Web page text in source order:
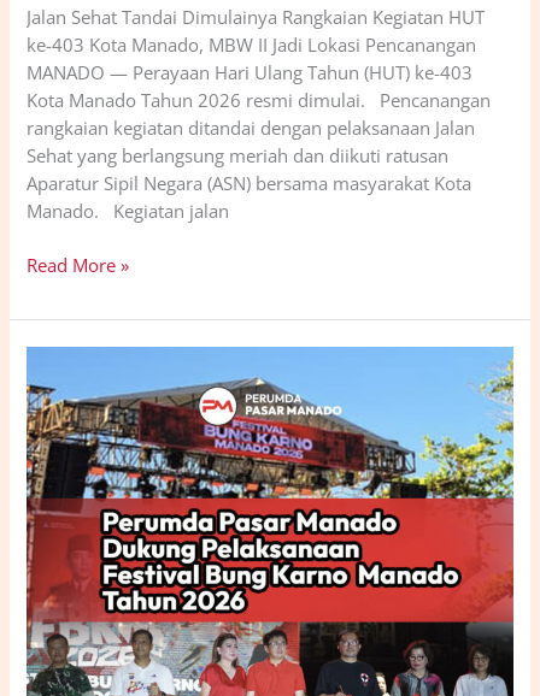
Jalan Sehat Tandai Dimulainya Rangkaian Kegiatan HUT
ke-403 Kota Manado, MBW II Jadi Lokasi Pencanangan
MANADO — Perayaan Hari Ulang Tahun (HUT) ke-403
Kota Manado Tahun 2026 resmi dimulai. Pencanangan
rangkaian kegiatan ditandai dengan pelaksanaan Jalan
Sehat yang berlangsung meriah dan diikuti ratusan
Aparatur Sipil Negara (ASN) bersama masyarakat Kota
Manado. Kegiatan jalan
Read More »
Pasar
Manado
Dukung
Pelaksanaan
Festival
Bung
Karno
Manado
Tahun
2026